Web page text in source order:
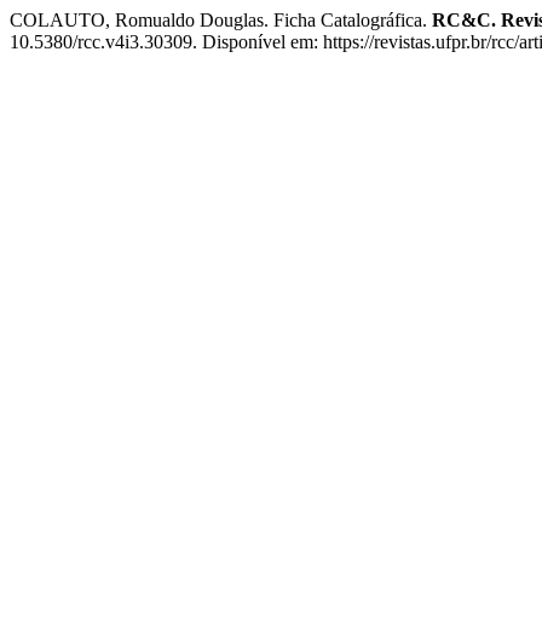
COLAUTO, Romualdo Douglas. Ficha Catalográfica. RC&C.
10.5380/rcc.v4i3.30309. Disponível em: https://revistas.ufpr.br/rcc/